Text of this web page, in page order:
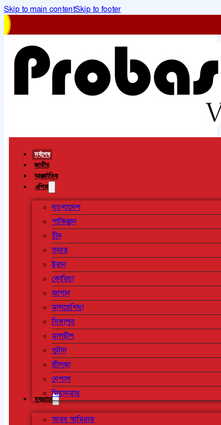
Skip to main contentSkip to footer
সর্বশেষ
জাতীয়
আন্তর্জাতিক
এশিয়া
বাংলাদেশ
পাকিস্তান
চীন
ভারত
ইরান
কোরিয়া
জাপান
মালয়েশিয়া
সিঙ্গাপুর
মালদ্বীপ
ভুটান
শ্রীলঙ্কা
নেপাল
মিয়ানমার
মধ্যপ্রাচ্য
আরব আমিরাত